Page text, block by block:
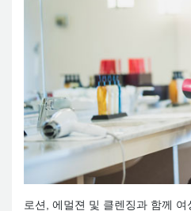
로션, 에멀젼 및 클렌징과 함께